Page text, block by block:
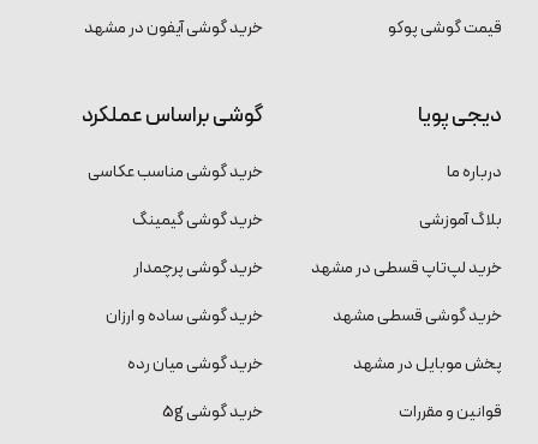
قیمت گوشی پوکو
خرید گوشی آیفون در مشهد
دیجی پویا
درباره ما
بلاگ آموزشی
خرید لپ‌تاپ قسطی در مشهد
خرید گوشی قسطی مشهد
پخش موبایل در مشهد
قوانین و مقررات
گوشی براساس عملکرد
خرید گوشی مناسب عکاسی
خرید گوشی گیمینگ
خرید گوشی پرچمدار
خرید گوشی ساده و ارزان
خرید گوشی میان رده
خرید گوشی 5g